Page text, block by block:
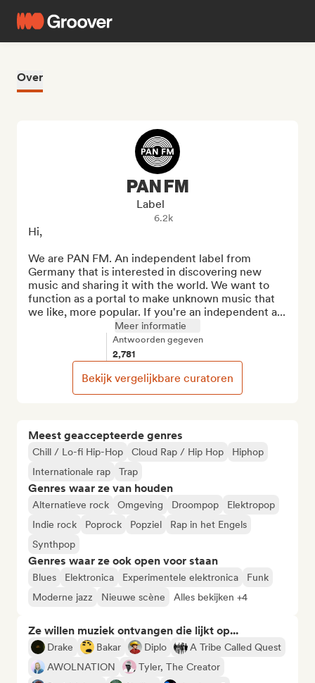
Over
Meest geaccepteerde genres
Chill / Lo-fi Hip-Hop Cloud Rap / Hip Hop
Hiphop
Internationale rap
Trap
Genres waar ze van houden
Alternatieve rock Omgeving Droompop
Elektropop
Indie rock
Poprock Popziel
Rap in het Engels
Synthpop
Genres waar ze ook open voor staan
Blues Elektronica Experimentele elektronica
Funk
Moderne jazz
Nieuwe scène Alles bekijken +4
Ze willen muziek ontvangen die lijkt op...
Drake Bakar Diplo
A Tribe Called Quest
AWOLNATION
Tyler, The Creator
PAN FM
Label
6.2k
Hi,
We are PAN FM. An independent label from
Germany that is interested in discovering new
music and sharing it with the world. We want to
function as a portal to make unknown music that
we like, more popular. If you're an independent a...
Meer informatie
Antwoorden gegeven
2,781
Bekijk vergelijkbare curatoren